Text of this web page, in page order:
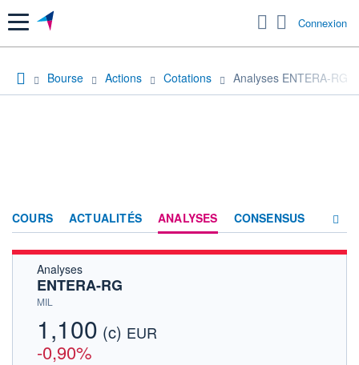
Menu Connexion
Bourse Actions Cotations Analyses ENTERA-RG
COURS ACTUALITÉS ANALYSES CONSENSUS
Analyses
ENTERA-RG
MIL
1,100 (c) EUR
-0,90%